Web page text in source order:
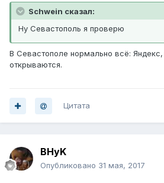
Schwein сказал:
Ну Севастополь я проверю
В Севастополе нормально всё:
открываются.
Цитата
BHyK
Опубликовано 31 мая, 2017